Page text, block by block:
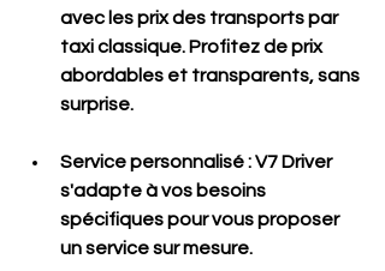
avec les prix des transports par
taxi classique. Profitez de prix
abordables et transparents, sans
surprise.
Service personnalisé : V7 Driver
s'adapte à vos besoins
spécifiques pour vous proposer
un service sur mesure.